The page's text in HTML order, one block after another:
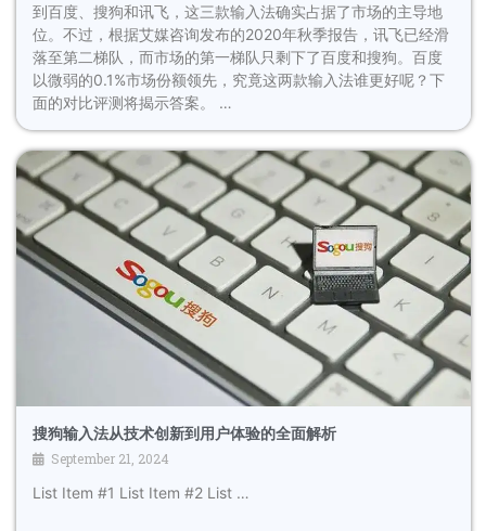
到百度、搜狗和讯飞，这三款输入法确实占据了市场的主导地
位。不过，根据艾媒咨询发布的2020年秋季报告，讯飞已经滑
落至第二梯队，而市场的第一梯队只剩下了百度和搜狗。百度
以微弱的0.1%市场份额领先，究竟这两款输入法谁更好呢？下
面的对比评测将揭示答案。 …
搜狗输入法从技术创新到用户体验的全面解析
September 21, 2024
List Item #1 List Item #2 List …